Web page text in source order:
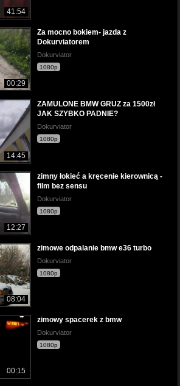
41:54
00:29
Za mocno bokiem- jazda z
Dokurviatorem
Dokurviator
1080p
14:45
ZAMULONE BMW GRUZ za 1500zł
JAK SZYBKO PADNIE?
Dokurviator
1080p
12:27
zimny łokieć a kręcenie kierownicą -
film bez sensu
Dokurviator
1080p
08:04
zimowe odpalanie bmw e36 turbo
Dokurviator
1080p
00:15
zimowy spacerek z bmw
Dokurviator
1080p